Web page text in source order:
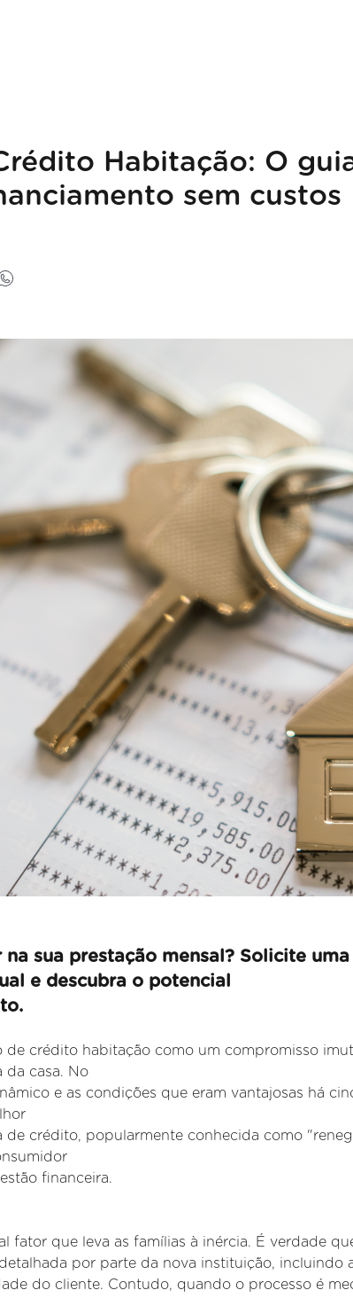
Habitação: O
sem custos
sua prestação mensal? Solicite
e descubra o potencial
de crédito habitação como um compromisso
da casa. No
e as condições que eram vantajosas há
crédito, popularmente conhecida como
financeira.
fator que leva as famílias à inércia. É verdade
por parte da nova instituição, incluindo
do cliente. Contudo, quando o processo é